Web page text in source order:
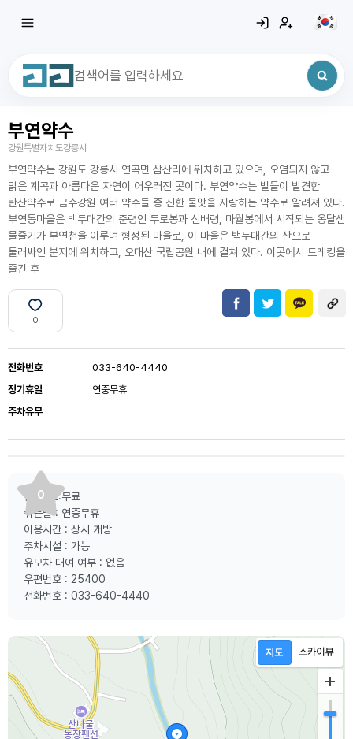
최근 검색어
부연약수
강원특별자치도강릉시
부연약수는 강원도 강릉시 연곡면 삼산리에 위치하고 있으며, 오염되지 않고
맑은 계곡과 아름다운 자연이 어우러진 곳이다. 부연약수는 벌들이 발견한
탄산약수로 금수강원 여러 약수들 중 진한 물맛을 자랑하는 약수로 알려져 있다.
부연동마을은 백두대간의 준령인 두로봉과 신배령, 마월봉에서 시작되는 옹달샘
물줄기가 부연천을 이루며 형성된 마을로, 이 마을은 백두대간의 산으로
둘러싸인 분지에 위치하고, 오대산 국립공원 내에 걸쳐 있다. 이곳에서 트레킹을
즐긴 후
0
전화번호
033-640-4440
정기휴일
연중무휴
주차유무
0
입 장 료:무료
쉬는날 : 연중무휴
이용시간 : 상시 개방
주차시설 : 가능
유모차 대여 여부 : 없음
우편번호 : 25400
전화번호 : 033-640-4440